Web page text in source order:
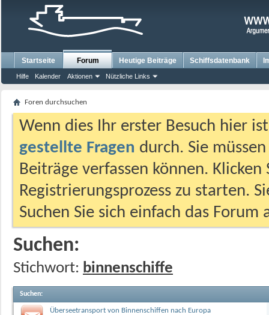
Startseite Forum
Hilfe Kalender Aktionen Nützliche Links
Heutige Beiträge Schiffsdatenbank
Foren durchsuchen
Wenn dies Ihr erster Besuch hier
gestellte Fragen durch. Sie
Beiträge verfassen können.
Registrierungsprozess zu starten.
Suchen Sie sich einfach das
Suchen:
Stichwort: binnenschiffe
Suchen:
Überseetransport von Binnenschiffen nach Europa